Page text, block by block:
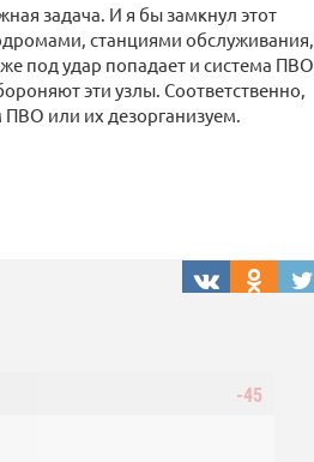
задача. И я бы замкнул этот
станциями обслуживания,
под удар попадает и система ПВО
эти узлы. Соответственно,
или их дезорганизуем.
-45